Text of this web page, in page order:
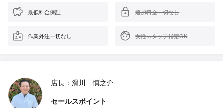
最低料金保証 追加料金一切なし
作業外注一切なし 女性スタッフ指定OK
店長：滑川 慎之介
セールスポイント